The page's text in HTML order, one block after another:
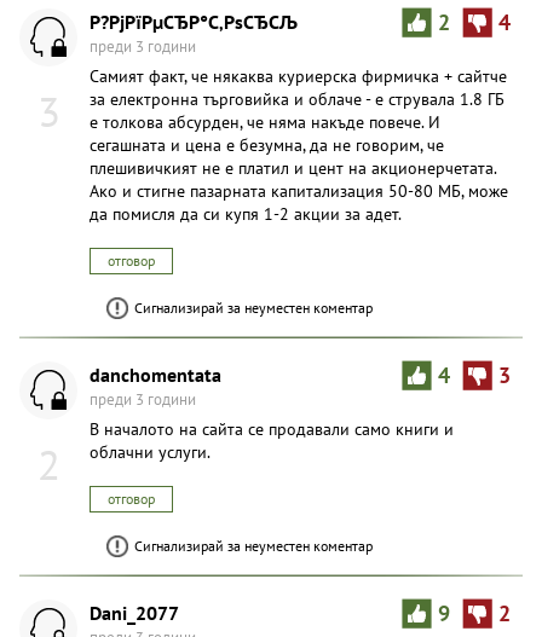
3
2 4
Р?РјРїРµСЂР°С‚РѕСЂСЉ
преди 3 години
Самият факт, че някаква куриерска фирмичка + сайтче
за електронна търговийка и облаче - е струвала 1.8 ГБ
е толкова абсурден, че няма накъде повече. И
сегашната и цена е безумна, да не говорим, че
плешивичкият не е платил и цент на акционерчетата.
Ако и стигне пазарната капитализация 50-80 МБ, може
да помисля да си купя 1-2 акции за адет.
отговор
Сигнализирай за неуместен коментар
2
4 3
danchomentata
преди 3 години
В началото на сайта се продавали само книги и
облачни услуги.
отговор
Сигнализирай за неуместен коментар
9 2
Dani_2077